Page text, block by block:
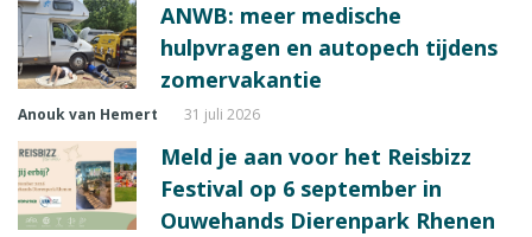
ANWB: meer medische
hulpvragen en autopech tijdens
zomervakantie
Anouk van Hemert 31 juli 2026
Meld je aan voor het Reisbizz
Festival op 6 september in
Ouwehands Dierenpark Rhenen